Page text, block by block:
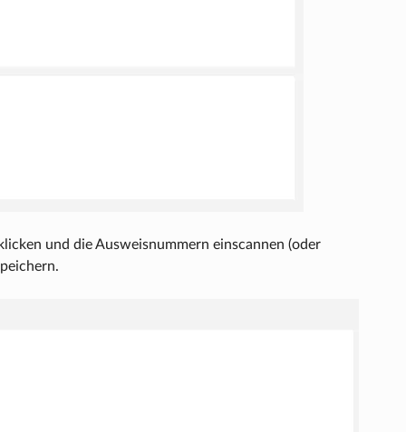
und die Ausweisnummern einscannen (oder